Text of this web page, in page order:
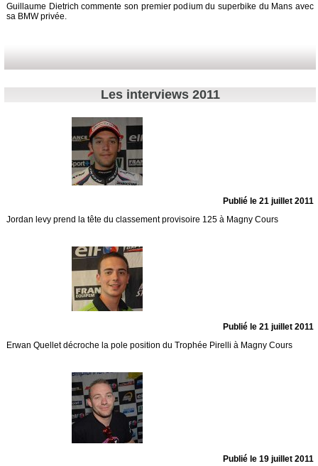
Guillaume Dietrich commente son premier podium du superbike du Mans avec
sa BMW privée.
Les interviews 2011
Publié le 21 juillet 2011
Jordan levy prend la tête du classement provisoire 125 à Magny Cours
Publié le 21 juillet 2011
Erwan Quellet décroche la pole position du Trophée Pirelli à Magny Cours
Publié le 19 juillet 2011